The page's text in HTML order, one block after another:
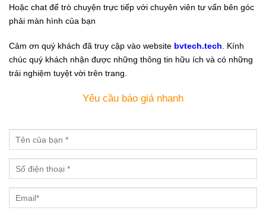
Hoặc chat để trò chuyện trực tiếp với chuyên viên tư vấn bên góc
phải màn hình của bạn
Cảm ơn quý khách đã truy cập vào website bvtech.tech . Kính
chúc quý khách nhận được những thông tin hữu ích và có những
trải nghiệm tuyệt vời trên trang.
Yêu cầu báo giá nhanh